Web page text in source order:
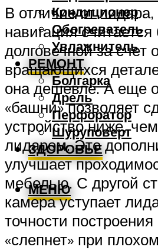
Кондиционер
Обогреватель
Увлажнитель
РЕМОНТ
Болгарка
Дрель
Перфоратор
Шуруповерт
ЗДОРОВЬЕ
МЕНЮ
В отличие от лидара,
навигация
долговечной за счет
вращающихся
она дешевле. А еще
«башни» позволяет
устройство ниже,
лидаром. Это
улучшает
мебелью. С другой
камера уступает
точности
«слепнет» при